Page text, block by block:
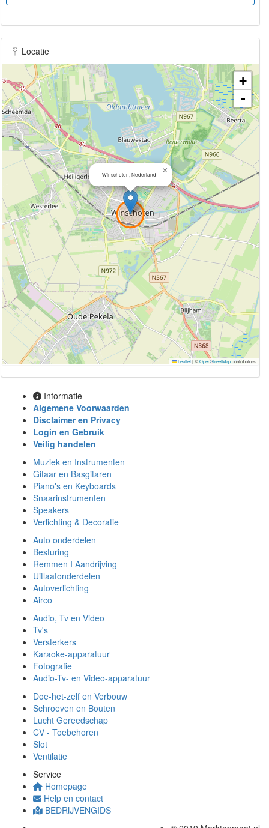
Locatie
Winschoten, Nederland ×
+
-
Leaflet|©OpenStreetMapcontributors
Informatie
Algemene Voorwaarden
Disclaimer en Privacy
Login en Gebruik
Veilig handelen
Muziek en Instrumenten
Gitaar en Basgitaren
Piano's en Keyboards
Snaarinstrumenten
Speakers
Verlichting & Decoratie
Auto onderdelen
Besturing
Remmen I Aandrijving
Uitlaatonderdelen
Autoverlichting
Airco
Audio, Tv en Video
Tv's
Versterkers
Karaoke-apparatuur
Fotografie
Audio-Tv- en Video-apparatuur
Doe-het-zelf en Verbouw
Schroeven en Bouten
Lucht Gereedschap
CV - Toebehoren
Slot
Ventilatie
Service
Homepage
Help en contact
BEDRIJVENGIDS